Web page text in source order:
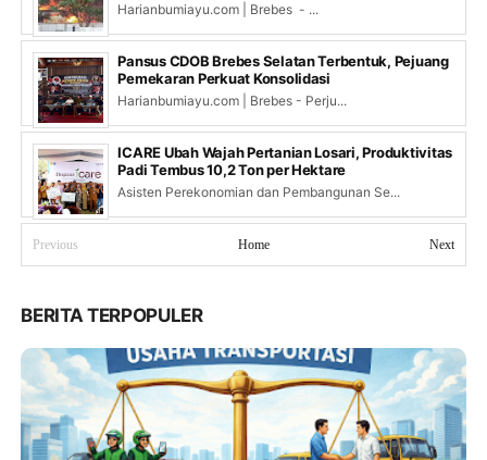
Harianbumiayu.com | Brebes - ...
Pansus CDOB Brebes Selatan Terbentuk, Pejuang
Pemekaran Perkuat Konsolidasi
Harianbumiayu.com | Brebes - Perju...
ICARE Ubah Wajah Pertanian Losari, Produktivitas
Padi Tembus 10,2 Ton per Hektare
Asisten Perekonomian dan Pembangunan Se...
Previous Next
Home
BERITA TERPOPULER